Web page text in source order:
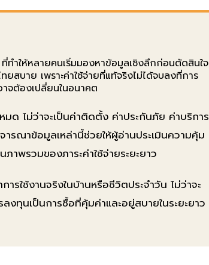
ำให้หลายคนเริ่มมองหาข้อมูลเชิงลึกก่อนตัดสินใจ
สบาย เพราะค่าใช้จ่ายที่แท้จริงไม่ได้จบลงที่การ
จต้องเปลี่ยนในอนาคต
ด ไม่ว่าจะเป็นค่าติดตั้ง ค่าประกันภัย ค่าบริการ
รณาข้อมูลเหล่านี้ช่วยให้ผู้อ่านประเมินความคุ้ม
พรวมของภาระค่าใช้จ่ายระยะยาว
ใช้งานจริงในบ้านหรือชีวิตประจำวัน ไม่ว่าจะ
ทุนเป็นการซื้อที่คุ้มค่าและอยู่สบายในระยะยาว